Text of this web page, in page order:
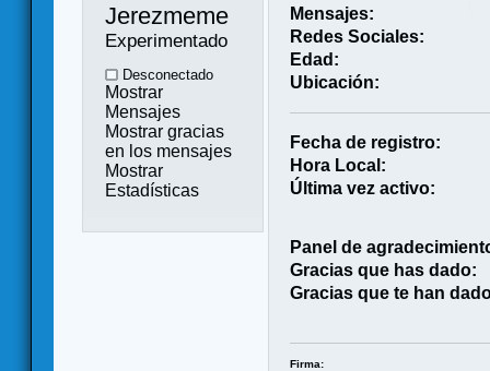
Jerezmeme
Experimentado
Desconectado
Mostrar
Mensajes
Mostrar gracias
en los mensajes
Mostrar
Estadísticas
Mensajes:
Redes Sociales:
Edad:
Ubicación:
Fecha de registro:
Hora Local:
Última vez activo:
Panel de
Gracias que has dado:
Gracias que te han
Firma: